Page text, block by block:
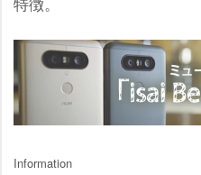
Information